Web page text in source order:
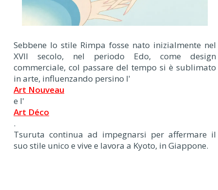
Sebbene lo stile Rimpa fosse nato inizialmente nel
XVII secolo, nel periodo Edo, come design
commerciale, col passare del tempo si è sublimato
in arte, influenzando persino l'
Art Nouveau
e l'
Art Déco
.
Tsuruta continua ad impegnarsi per affermare il
suo stile unico e vive e lavora a Kyoto, in Giappone.